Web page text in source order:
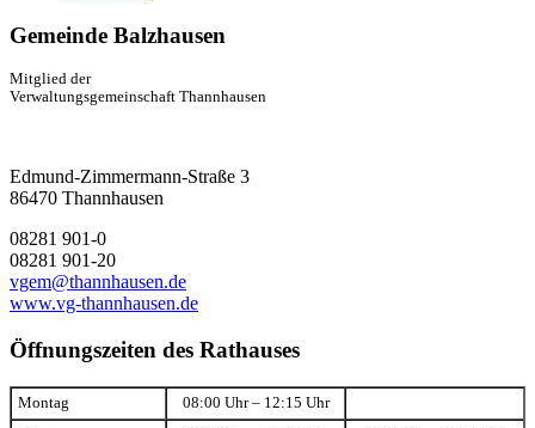
Gemeinde Balzhausen
Mitglied der
Verwaltungsgemeinschaft Thannhausen
Edmund-Zimmermann-Straße 3
86470 Thannhausen
08281 901-0
08281 901-20
vgem@thannhausen.de
www.vg-thannhausen.de
Öffnungszeiten des Rathauses
Montag 08:00 Uhr – 12:15 Uhr